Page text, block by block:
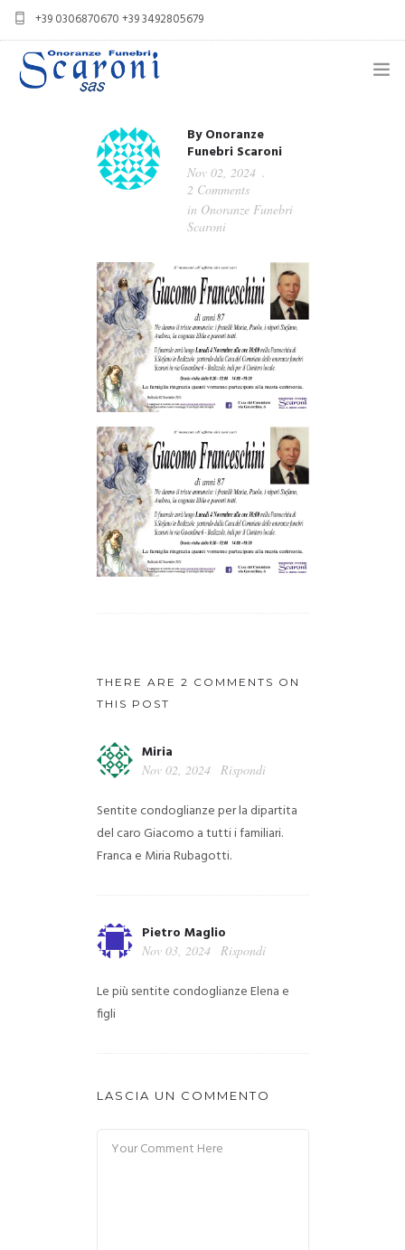
+39 0306870670 +39 3492805679
info@onoranzefunebriscaroni.it
CASA DEL COMMIATO
ByOnoranze
Funebri Scaroni
Nov 02, 2024
2 Comments
in Onoranze Funebri
Scaroni
THERE ARE 2 COMMENTS ON
THIS POST
Miria
Nov 02, 2024 Rispondi
Sentite condoglianze per la dipartita
del caro Giacomo a tutti i familiari.
Franca e Miria Rubagotti.
Pietro Maglio
Nov 03, 2024 Rispondi
Le più sentite condoglianze Elena e
figli
LASCIA UN COMMENTO